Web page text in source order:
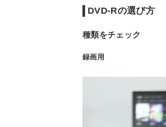
DVD-Rの選び方
種類をチェック
録画用